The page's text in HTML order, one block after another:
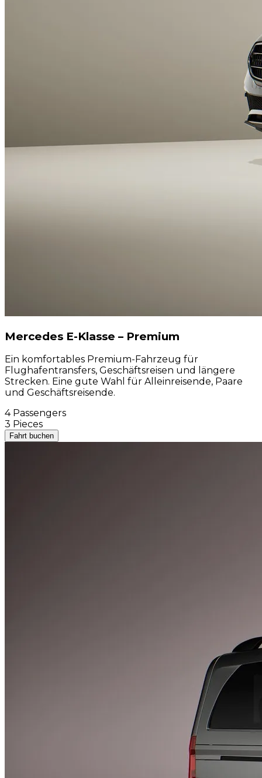
Mercedes E-Klasse – Premium
Ein komfortables Premium-Fahrzeug für
Flughafentransfers, Geschäftsreisen und längere
Strecken. Eine gute Wahl für Alleinreisende, Paare
und Geschäftsreisende.
4 Passengers
3 Pieces
Fahrt buchen